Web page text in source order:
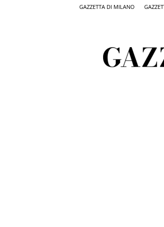
GAZZETTA DI MILANO